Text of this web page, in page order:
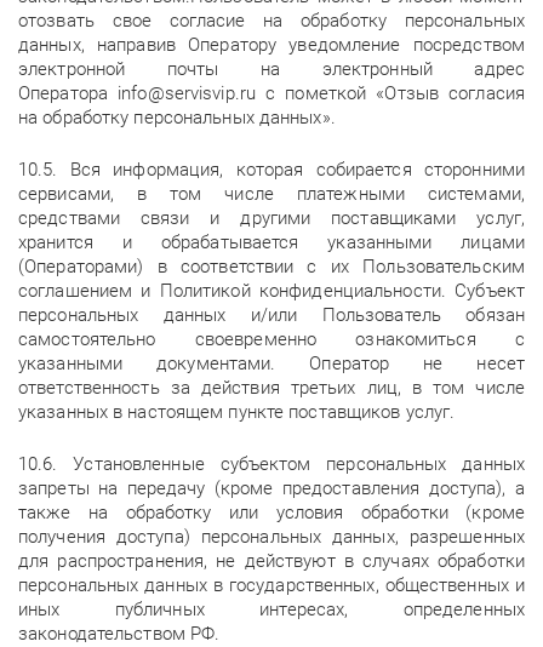
отозвать свое согласие на обработку персональных
данных, направив Оператору уведомление посредством
электронной почты на электронный адрес
Оператора info@servisvip.ru с пометкой «Отзыв согласия
на обработку персональных данных».
10.5. Вся информация, которая собирается сторонними
сервисами, в том числе платежными системами,
средствами связи и другими поставщиками услуг,
хранится и обрабатывается указанными лицами
(Операторами) в соответствии с их Пользовательским
соглашением и Политикой конфиденциальности. Субъект
персональных данных и/или Пользователь обязан
самостоятельно своевременно ознакомиться с
указанными документами. Оператор не несет
ответственность за действия третьих лиц, в том числе
указанных в настоящем пункте поставщиков услуг.
10.6. Установленные субъектом персональных данных
запреты на передачу (кроме предоставления доступа), а
также на обработку или условия обработки (кроме
получения доступа) персональных данных, разрешенных
для распространения, не действуют в случаях обработки
персональных данных в государственных, общественных и
иных публичных интересах, определенных
законодательством РФ.